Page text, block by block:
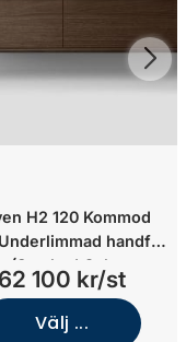
H2 120 Kommod
handfat
(Smoked Oak
Wood/Norrvange
Underlimmat brons)
62 100 kr/st
Välj ...